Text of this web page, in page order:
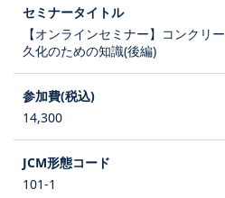
【オンラインセミナー】コンクリ
久化のための知識(後編)
14,300
101-1